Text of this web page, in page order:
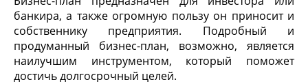
банкира, а также огромную пользу он приносит и
собственнику предприятия. Подробный и
продуманный бизнес-план, возможно, является
наилучшим инструментом, который поможет
достичь долгосрочный целей.